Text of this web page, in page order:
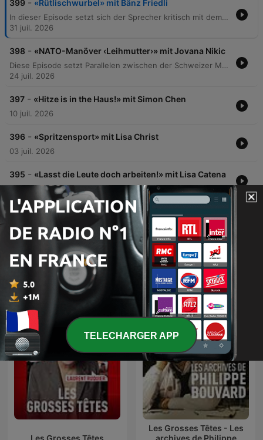
399 - «Rütlischwurbel» mit Bänz Friedli
In dieser Episode setzt sich der Sprecher kritisch mit dem Schweizer Nationalverständnis und den Mythen der Identität auseinander. Anhand von Beispielen wie dem Besuch von Bundesrat Parmelin in den USA, der Verwendung von Slogans wie „Switzerland great since 1291“ und der Rolle von McDonald's als Sponsor des Eidgenössischen Schwing- und Älplerfestes wird hinterfragt, ob die Schweiz ein geografisches Land oder eine rein ideelle „Willensnation“ ist. Der Beitrag reflektiert über den Zusammenhalt in einer multikulturellen Gesellschaft und problematisiert die Nutzung historischer Erzählungen zur Legitimierung von Nationalismus.
31 juil. 2026
398 - «NATO-Manöver ‹Leihmutter›» mit Jovana Nikic
Diese Episode setzt Parallelen zwischen der Schweizer Munitionspolitik und den gesellschaftlichen Debatten um Leihmutterschaft sowie die sinkende Geburtenrate in der Schweiz. Der Sprecher kritisiert eine vermeintliche Doppelmoral, bei der Verbote im Inland durch Umgehung über die Landesgrenzen hinweg faktisch akzeptiert werden, ähnlich wie bei der Weiterleitung von Munition über NATO-Partner. Zudem wird die finanzielle Belastung durch Kita-Kosten und steigende Krankenkassenprämien thematisiert, welche die Familienplanung in der Schweiz massiv erschweren. Die Analyse stellt die These auf, dass das Schweizer Staatssystem die Familiengründung zu einem Luxusgut degradiert hat und fordert politische Reformen zur Entlastung von Familien.
24 juil. 2026
397 - «Hitze is in the Haus!» mit Simon Chen
10 juil. 2026
396 - «Spritzensport» mit Lisa Christ
03 juil. 2026
395 - «Lasst die Leute doch arbeiten!» mit Lisa Catena
19 juin 2026
Afficher plus d'épisodes
Plus de podcasts Comédie
Tout voir
Les Grosses Têtes - Les
TELECHARGER APP